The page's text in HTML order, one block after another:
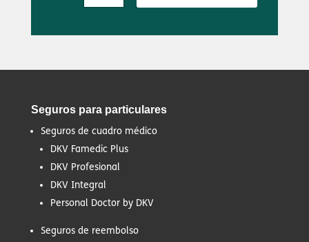
Seguros para particulares
Seguros de cuadro médico
DKV Famedic Plus
DKV Profesional
DKV Integral
Personal Doctor by DKV
Seguros de reembolso